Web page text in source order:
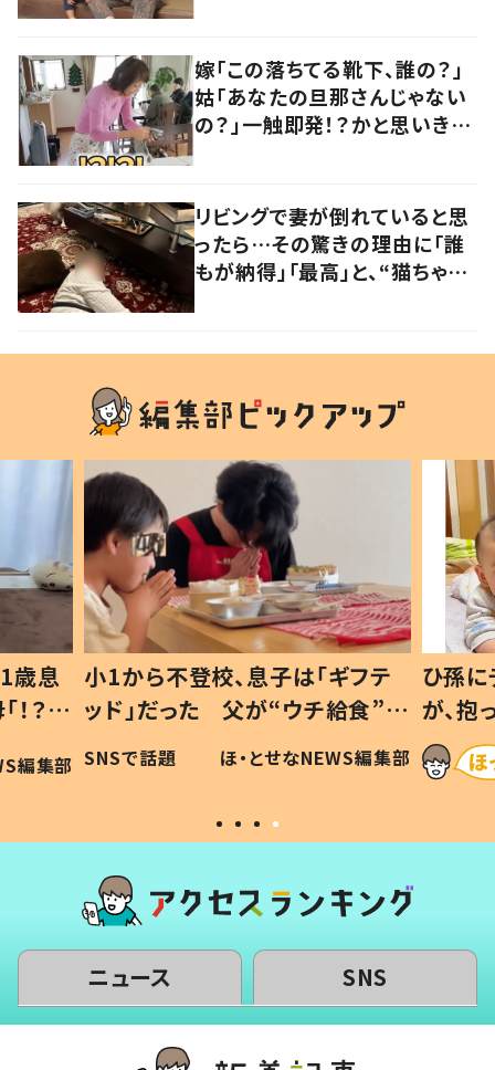
嫁「この落ちてる靴下、誰の？」
姑「あなたの旦那さんじゃない
の？」一触即発！？かと思いき
リビングで妻が倒れていると思
ったら…その驚きの理由に「誰
もが納得」「最高」と、“猫ちゃん
歳息
？」
編集部
小1から不登校、息子は「ギフテ
ッド」だった 父が“ウチ給食”を
作り続ける理由とは #令和の親
#令和の子
SNSで話題 ほ・とせなNEWS編集部
ひ孫
が、
「涙が
い」
ニュース SNS